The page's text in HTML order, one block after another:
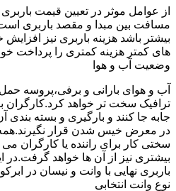
از عوامل موثر در تعیین قیمت
مسافت بین مبدا و مقصد باربری
بیشتر باشد هزینه باربری نیز
های کمتر هزینه کمتری را پرداخت
وضعیت آب و هوا
آب و هوای بارانی و برفی،پروسه
ترافیک سخت تر خواهد کرد.کارگران
جابه جا کنند و بارگیری و بسته بندی
در معرض خیس شدن قرار
سختی کار برای راننده یا کارگران
بیشتری نیز از آن ها خواهد گرفت.در
باربری نهایی با وانت و نیسان در
نوع وانت انتخابی